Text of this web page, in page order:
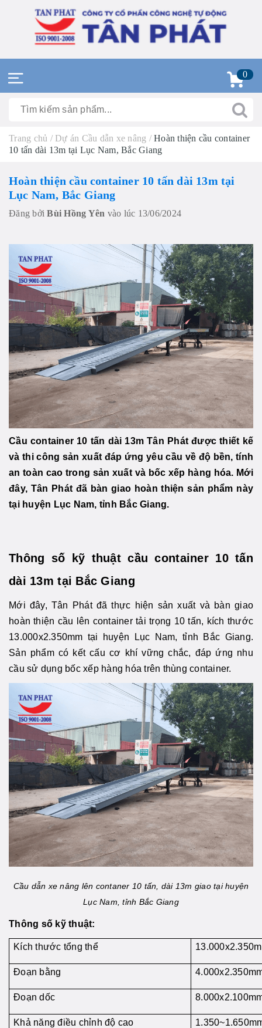
0
Trang chủ / Dự án Cầu dẫn xe nâng / Hoàn thiện cầu container
10 tấn dài 13m tại Lục Nam, Bắc Giang
Hoàn thiện cầu container 10 tấn dài 13m tại
Lục Nam, Bắc Giang
Đăng bởiBùi Hồng Yên vào lúc 13/06/2024
Cầu container 10 tấn dài 13m Tân Phát được thiết kế
và thi công sản xuất đáp ứng yêu cầu về độ bền, tính
an toàn cao trong sản xuất và bốc xếp hàng hóa. Mới
đây, Tân Phát đã bàn giao hoàn thiện sản phẩm này
tại huyện Lục Nam, tỉnh Bắc Giang.
Thông số kỹ thuật cầu container 10 tấn
dài 13m tại Bắc Giang
Mới đây, Tân Phát đã thực hiện sản xuất và bàn giao
hoàn thiện cầu lên container tải trọng 10 tấn, kích thước
13.000x2.350mm tại huyện Lục Nam, tỉnh Bắc Giang.
Sản phẩm có kết cấu cơ khí vững chắc, đáp ứng nhu
cầu sử dụng bốc xếp hàng hóa trên thùng container.
Cầu dẫn xe nâng lên contaner 10 tấn, dài 13m giao tại huyện
Lục Nam, tỉnh Bắc Giang
Thông số kỹ thuật:
Kích thước tổng thể
Đoạn bằng
Đoạn dốc
Khả năng điều chỉnh độ cao